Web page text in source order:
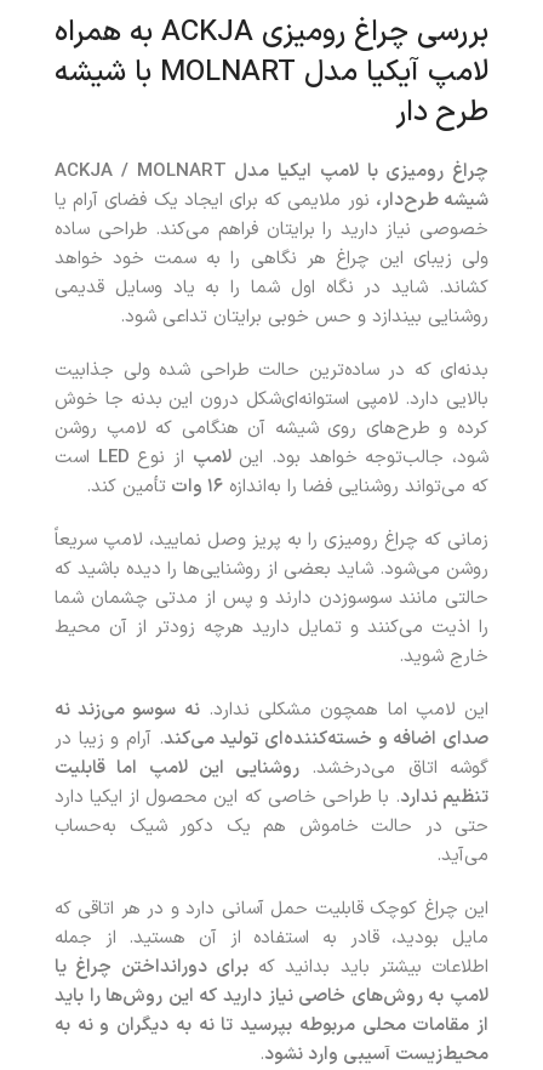
بررسی چراغ رومیزی ACKJA به همراه
لامپ آیکیا مدل MOLNART با شیشه
طرح‌ دار
چراغ رومیزی با لامپ ایکیا مدل ACKJA / MOLNART
شیشه طرح‌دار، نور ملایمی که برای ایجاد یک فضای آرام یا
خصوصی نیاز دارید را برایتان فراهم می‌کند. طراحی ساده
ولی زیبای این چراغ هر نگاهی را به سمت خود خواهد
کشاند. شاید در نگاه اول شما را به یاد وسایل قدیمی
روشنایی بیندازد و حس خوبی برایتان تداعی شود.
بدنه‌ای که در ساده‌ترین حالت طراحی شده ولی جذابیت
بالایی دارد. لامپی استوانه‌ای‌شکل درون این بدنه جا خوش
کرده و طرح‌های روی شیشه آن هنگامی که لامپ روشن
شود، جالب‌توجه خواهد بود. اینلامپ از نوع LED است
که می‌تواند روشنایی فضا را به‌اندازه ۱۶ وات
تأمین کند.
زمانی که چراغ رومیزی را به پریز وصل نمایید، لامپ سریعاً
روشن می‌شود. شاید بعضی از روشنایی‌ها را دیده باشید که
حالتی مانند سوسوزدن دارند و پس از مدتی چشمان شما
را اذیت می‌کنند و تمایل دارید هرچه زودتر از آن محیط
خارج شوید.
این لامپ اما همچون مشکلی ندارد.نه سوسو می‌زند نه
صدای اضافه و خسته‌کننده‌ای تولید می‌کند. آرام و زیبا در
گوشه اتاق می‌درخشد. روشنایی این لامپ اما قابلیت
تنظیم ندارد. با طراحی خاصی که این محصول از ایکیا دارد
حتی در حالت خاموش هم یک دکور شیک به‌حساب
می‌آید.
این چراغ کوچک قابلیت حمل آسانی دارد و در هر اتاقی که
مایل بودید، قادر به استفاده از آن هستید. از جمله
اطلاعات بیشتر باید بدانید کهبرای دورانداختن چراغ یا
لامپ به روش‌های خاصی نیاز دارید که این روش‌ها را باید
از مقامات محلی مربوطه بپرسید تا نه به دیگران و نه به
محیط‌زیست آسیبی وارد نشود.